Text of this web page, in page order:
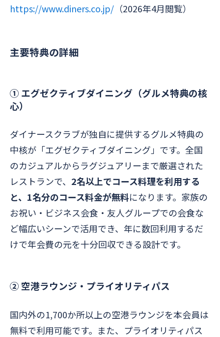
https://www.diners.co.jp/ （2026年4月閲覧）
主要特典の詳細
① エグゼクティブダイニング（グルメ特典の核
心）
ダイナースクラブが独自に提供するグルメ特典の
中核が「エグゼクティブダイニング」です。全国
のカジュアルからラグジュアリーまで厳選された
レストランで、 2名以上でコース料理を利用する
と、1名分のコース料金が無料になります。家族の
お祝い・ビジネス会食・友人グループでの会食な
ど幅広いシーンで活用でき、年に数回利用するだ
けで年会費の元を十分回収できる設計です。
② 空港ラウンジ・プライオリティパス
国内外の1,700か所以上の空港ラウンジを本会員は
無料で利用可能です。また、プライオリティパス